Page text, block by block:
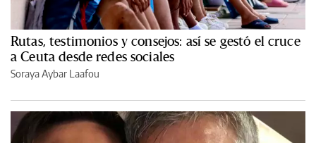
Rutas, testimonios y consejos: así se gestó el cruce
a Ceuta desde redes sociales
Soraya Aybar Laafou